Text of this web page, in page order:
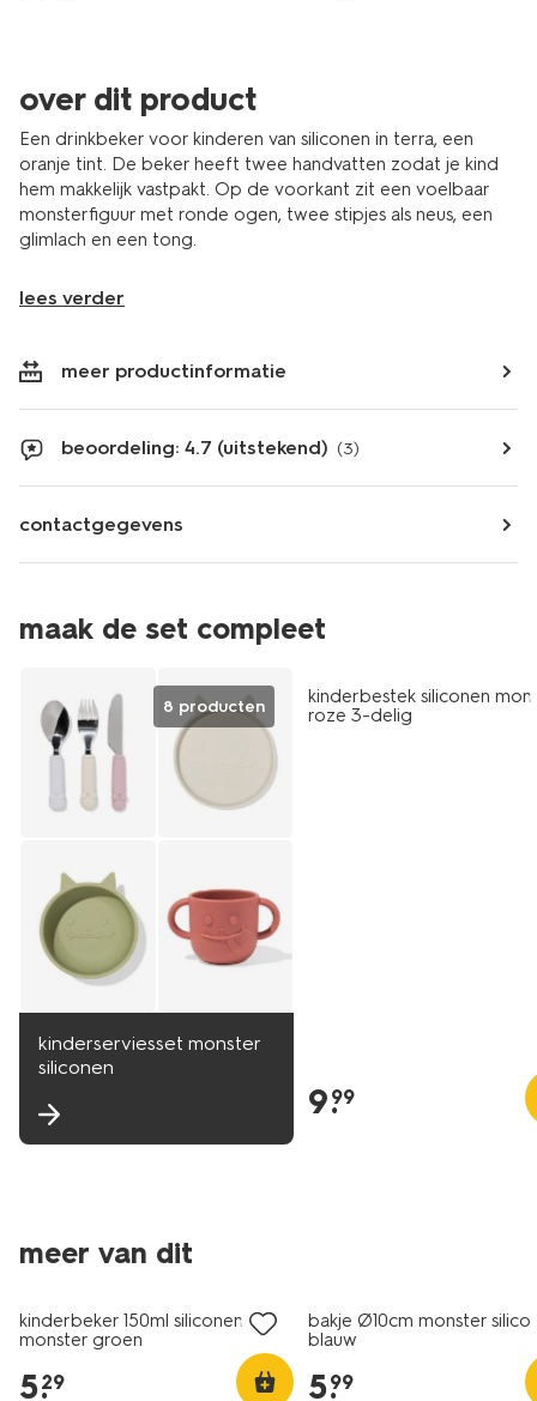
over dit product
Een drinkbeker voor kinderen van siliconen in terra, een
oranje tint. De beker heeft twee handvatten zodat je kind
hem makkelijk vastpakt. Op de voorkant zit een voelbaar
monsterfiguur met ronde ogen, twee stipjes als neus, een
glimlach en een tong.
lees verder
meer productinformatie
beoordeling: 4.7 (uitstekend) (3)
contactgegevens
maak de set compleet
8 producten
kinderserviesset monster
siliconen
kinderbestek siliconen
roze 3-delig
9.
99
meer van dit
kinderbeker 150ml siliconen
monster groen
5.
29
bakje Ø10cm monster
blauw
5.
99